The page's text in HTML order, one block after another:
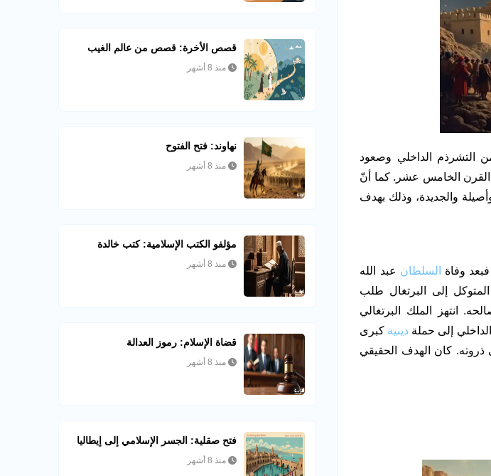
التشرذم الداخلي وصعود
القرن الخامس عشر. كما أنّ
والجديدة، وذلك بهدف
وفاة
السلطان عبد الله
إلى البرتغال طلب
انتهز الملك البرتغالي
إلى حملة دينية كبرى
ذروته. كان الهدف الحقيقي
قصص الأخرة: قصص من عالم الغيب
منذ 8 أشهر
نهاوند: فتح الفتوح
منذ 8 أشهر
مؤلفو الكتب الإسلامية: كتب خالدة
منذ 8 أشهر
قضاة الإسلام: رموز العدالة
منذ 8 أشهر
فتح صقلية: الجسر الإسلامي إلى إيطاليا
منذ 8 أشهر